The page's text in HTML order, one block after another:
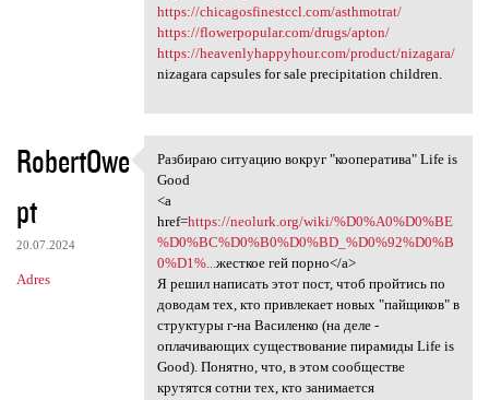
https://chicagosfinestccl.com/asthmotrat/
https://flowerpopular.com/drugs/apton/
https://heavenlyhappyhour.com/product/nizagara/
nizagara capsules for sale precipitation children.
RobertOwe
pt
20.07.2024
Adres
Разбираю ситуацию вокруг
Разбираю ситуацию вокруг "кооператива" Life is
Good
<a
href=https://neolurk.org/wiki/%D0%A0%D0%BE
%D0%BC%D0%B0%D0%BD_%D0%92%D0%B
0%D1%...жесткое гей порно</a>
Я решил написать этот пост, чтоб пройтись по
доводам тех, кто привлекает новых "пайщиков" в
структуры г-на Василенко (на деле -
оплачивающих существование пирамиды Life is
Good). Понятно, что, в этом сообществе
крутятся сотни тех, кто занимается